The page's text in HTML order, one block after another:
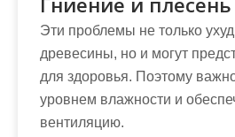
Эти проблемы не только
древесины, но и могут
для здоровья. Поэтому
уровнем влажности и
вентиляцию.